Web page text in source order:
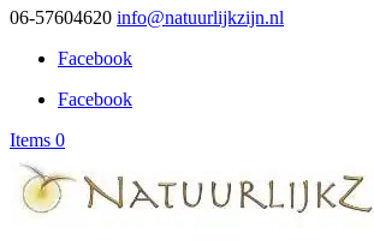
06-57604620 info@natuurlijkzijn.nl
Facebook
Facebook
Items 0